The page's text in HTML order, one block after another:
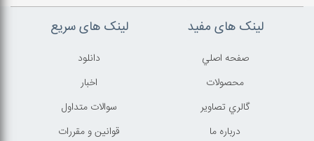
لینک های مفید
صفحه اصلي
محصولات
گالري تصاوير
درباره ما
لینک های سریع
دانلود
اخبار
سوالات متداول
قوانين و مقررات